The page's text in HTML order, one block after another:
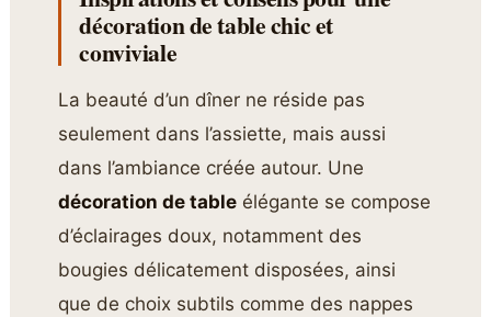
décoration de table chic et
conviviale
La beauté d’un dîner ne réside pas
seulement dans l’assiette, mais aussi
dans l’ambiance créée autour. Une
décoration de table élégante se compose
d’éclairages doux, notamment des
bougies délicatement disposées, ainsi
que de choix subtils comme des nappes